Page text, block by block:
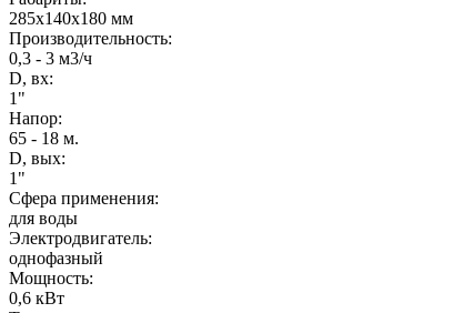
285x140x180 мм
Производительность:
0,3 - 3 м3/ч
D, вх:
1"
Напор:
65 - 18 м.
D, вых:
1"
Сфера применения:
для воды
Электродвигатель:
однофазный
Мощность:
0,6 кВт